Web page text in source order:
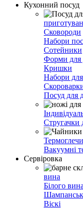
Кухонний посуд
Сковороди
Набори
Сотейники
Форми для
Кришки
Набори
Посуд для
Стругачки
Вакуумні
Сервіровка
вина
Білого вина
Віскі